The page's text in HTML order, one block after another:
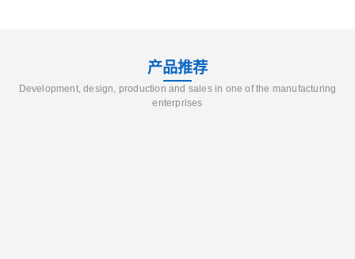
产品推荐
Development, design, production and sales in one of the manufacturing
enterprises